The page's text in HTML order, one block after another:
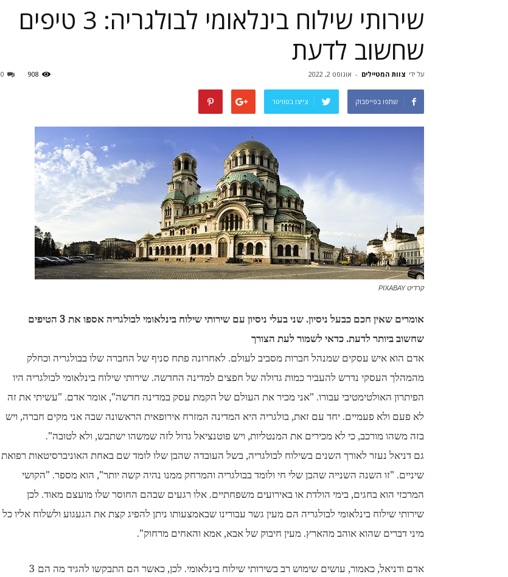
נופשים
ותיירות
שירותי שילוח בינלאומי לבולגריה: 3 טיפים
שחשוב לדעת
על ידי צוות המטיילים - אוגוסט 2, 2022 0 908
שתפו בפייסבוק צייצו בטוויטר
קרדיט PIXABAY
אומרים שאין חכם כבעל ניסיון. שני בעלי ניסיון עם שירותי שילוח בינלאומי לבולגריה אספו את 3 הטיפים
שחשוב ביותר לדעת. כדאי לשמור לעת הצורך
אדם הוא איש עסקים שמנהל חברות מסביב לעולם. לאחרונה פתח סניף של החברה שלו בבולגריה וכחלק
מהמהלך העסקי נדרש להעביר כמות גדולה של חפצים למדינה החדשה. שירותי שילוח בינלאומי לבולגריה היו
הפיתרון האולטימטיבי עבורו. "אני מכיר את העולם של הקמת עסק במדינה חדשה", אומר אדם. "עשיתי את זה
לא פעם ולא פעמיים. יחד עם זאת, בולגריה היא המדינה המזרח אירופאית הראשונה שבה אני מקים חברה, ויש
בזה משהו מורכב, כי לא מכירים את המנטליות, ויש פוטנציאל גדול לזה שמשהו ישתבש, ולא לטובה".
גם דניאל נעזר לאורך השנים בשילוח לבולגריה, בשל העובדה שהבן שלו לומד שם באחת האוניברסיטאות רפואת
שיניים. "זו השנה השנייה שהבן שלי חי ולומד בבולגריה והמרחק ממנו נהיה קשה יותר", הוא מספר. "הקושי
המרכזי הוא בחגים, בימי הולדת או באירועים משפחתיים. אלו רגעים שבהם החוסר שלו מועצם מאוד. לכן
שירותי שילוח בינלאומי לבולגריה הם מעין גשר עבורינו שבאמצעותו ניתן להפיג קצת את הגעגוע ולשלוח אליו כל
מיני דברים שהוא אוהב מהארץ. מעין חיבוק של אבא, אמא והאחים מרחוק".
אדם ודניאל, כאמור, עושים שימוש רב בשירותי שילוח בינלאומי. לכן, כאשר הם התבקשו להגיד מה הם 3